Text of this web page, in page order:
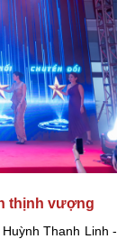
thịnh vượng
Thanh Linh -